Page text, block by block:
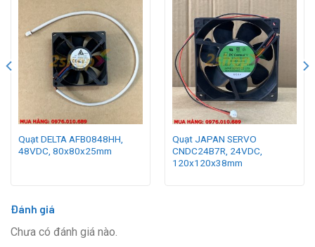
Quạt DELTA AFB0848HH,
48VDC, 80x80x25mm
Quạt JAPAN SERVO
CNDC24B7R, 24VDC,
120x120x38mm
Đánh giá
Chưa có đánh giá nào.